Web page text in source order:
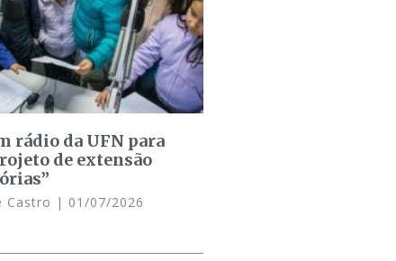
rádio da UFN para
de extensão
Castro 01/07/2026